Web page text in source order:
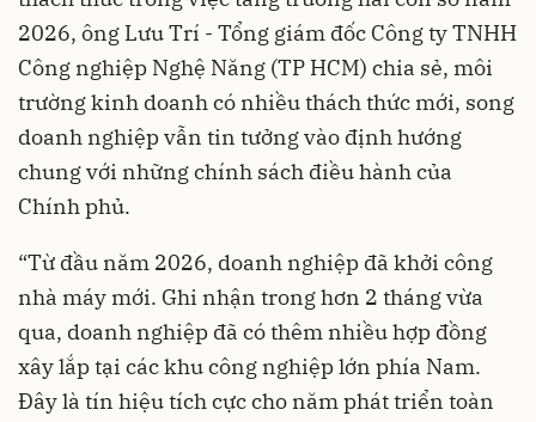
2026, ông Lưu Trí - Tổng giám đốc Công ty TNHH
Công nghiệp Nghệ Năng (TP HCM) chia sẻ, môi
trường kinh doanh có nhiều thách thức mới, song
doanh nghiệp vẫn tin tưởng vào định hướng
chung với những chính sách điều hành của
Chính phủ.
“Từ đầu năm 2026, doanh nghiệp đã khởi công
nhà máy mới. Ghi nhận trong hơn 2 tháng vừa
qua, doanh nghiệp đã có thêm nhiều hợp đồng
xây lắp tại các khu công nghiệp lớn phía Nam.
Đây là tín hiệu tích cực cho năm phát triển toàn